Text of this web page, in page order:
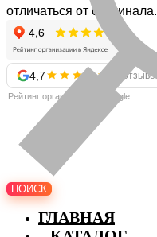
отличаться от оригинала.
4,7 57 отзывов
Рейтинг организации в Google
ПОИСК
ГЛАВНАЯ